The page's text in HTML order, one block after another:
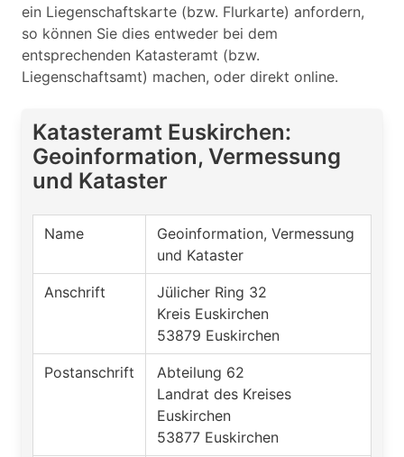
ein Liegenschaftskarte (bzw. Flurkarte) anfordern,
so können Sie dies entweder bei dem
entsprechenden Katasteramt (bzw.
Liegenschaftsamt) machen, oder direkt online.
Katasteramt Euskirchen:
Geoinformation, Vermessung
und Kataster
Name
Geoinformation, Vermessung
und Kataster
Anschrift
Jülicher Ring 32
Kreis Euskirchen
53879 Euskirchen
Postanschrift
Abteilung 62
Landrat des Kreises
Euskirchen
53877 Euskirchen